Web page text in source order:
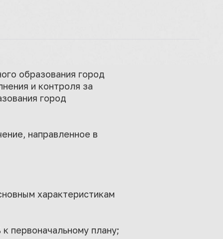
образования город
и контроля за
город
направленное в
характеристикам
первоначальному плану;